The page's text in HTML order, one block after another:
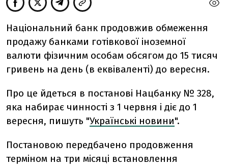
Національний банк продовжив обмеження
продажу банками готівкової іноземної
валюти фізичним особам обсягом до 15 тисяч
гривень на день (в еквіваленті) до вересня.
Про це йдеться в постанові Нацбанку № 328,
яка набирає чинності з 1 червня і діє до 1
вересня, пишуть "Українські новини".
Постановою передбачено продовження
терміном на три місяці встановлення